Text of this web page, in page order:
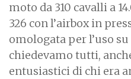
moto da 310 cavalli a
326 con l’airbox in
omologata per l’uso
chiedevamo tutti,
entusiastici di chi era